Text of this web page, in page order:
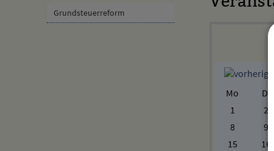
Grundsteuerreform
Mo
Di
1
2
8 9
15
16